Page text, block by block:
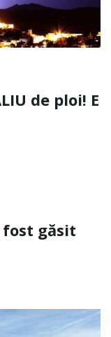
de ploi! E
fost găsit